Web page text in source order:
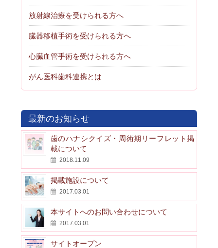
放射線治療を受けられる方へ
臓器移植手術を受けられる方へ
心臓血管手術を受けられる方へ
がん医科歯科連携とは
最新のお知らせ
歯のハナシクイズ・周術期リーフレット掲
載について
2018.11.09
掲載施設について
2017.03.01
本サイトへのお問い合わせについて
2017.03.01
サイトオープン